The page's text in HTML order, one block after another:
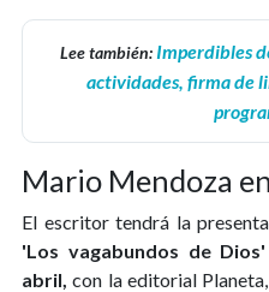
Lee también: Imperdibles
actividades, firma de
Mario Mendoza
El escritor tendrá la
'Los vagabundos de
abril, con la editorial